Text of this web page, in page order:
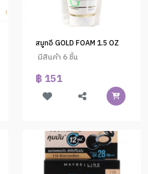
สมูทอี GOLD FOAM 1.5 OZ
มีสินค้า 6 ชิ้น
฿ 151